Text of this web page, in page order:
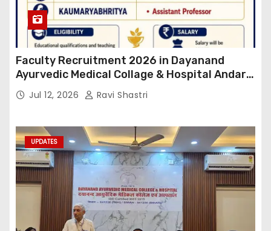
Faculty Recruitment 2026 in Dayanand
Ayurvedic Medical Collage & Hospital Andar
Road ,Siwan
Jul 12, 2026 Ravi Shastri
UPDATES